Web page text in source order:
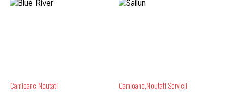
Camioane Noutati Camioane Noutati Servicii